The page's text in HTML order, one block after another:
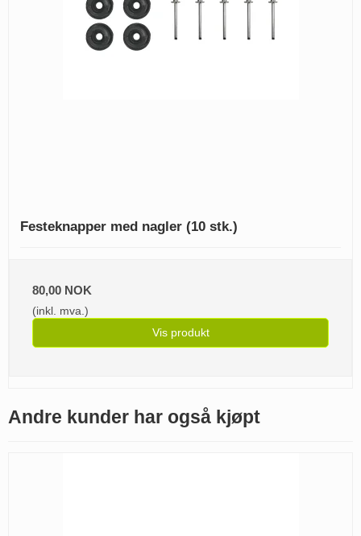
Festeknapper med nagler (10 stk.)
80,00 NOK
(inkl. mva.)
Vis produkt
Andre kunder har også kjøpt